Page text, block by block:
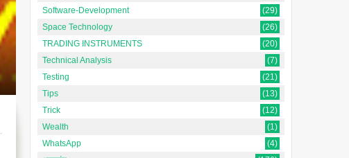
Software-Development
(29)
Space Technology
(26)
TRADING INSTRUMENTS
(20)
Technical Analysis
(7)
Testing
(21)
Tips
(13)
Trick
(12)
Wealth
(1)
WhatsApp
(4)